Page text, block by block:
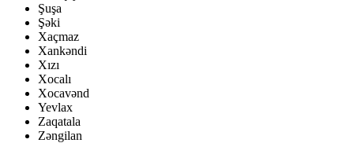
Şuşa
Şəki
Xaçmaz
Xankəndi
Xızı
Xocalı
Xocavənd
Yevlax
Zaqatala
Zəngilan